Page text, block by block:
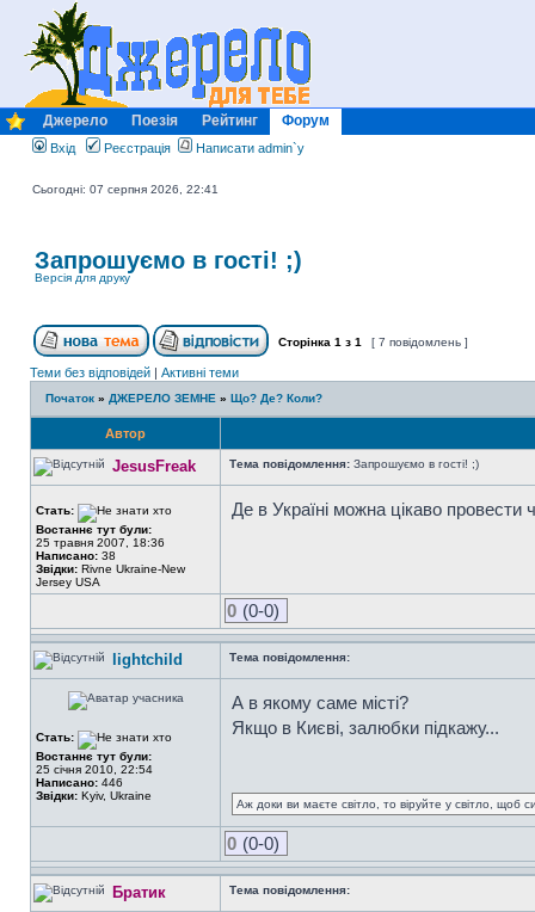
Джерело Поезія Рейтинг Форум
Вхід Реєстрація Написати admin`у
Сьогодні: 07 серпня 2026, 22:41
Запрошуємо в гості! ;)
Версія для друку
Сторінка 1 з 1 [ 7 повідомлень ]
Теми без відповідей | Активні теми
Початок » ДЖЕРЕЛО ЗЕМНЕ » Що? Де? Коли?
Автор
JesusFreak Тема повідомлення: Запрошуємо в гості! ;)
Стать:
Востаннє тут були:
25 травня 2007, 18:36
Написано: 38
Звідки: Rivne Ukraine-New
Jersey USA
Де в Україні можна цікаво провести
0 (0-0)
lightchild Тема повідомлення:
Стать:
Востаннє тут були:
25 січня 2010, 22:54
Написано: 446
Звідки: Kyiv, Ukraine
А в якому саме місті?
Якщо в Києві, залюбки підкажу...
Аж доки ви маєте світло, то віруйте у світло, щоб
0 (0-0)
Братик Тема повідомлення: